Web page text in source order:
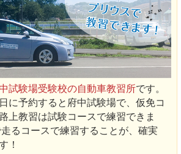
試験場受験校の自動車教習所です。
に予約すると府中試験場で、仮免コ
上教習は試験コースで練習できま
るコースで練習することが、確実
！